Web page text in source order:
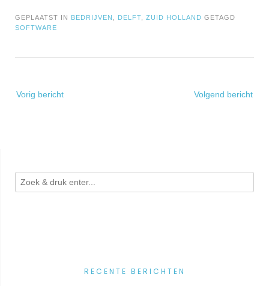
GEPLAATST IN BEDRIJVEN , DELFT, ZUID HOLLAND GETAGD
SOFTWARE
navigatie
Vorig bericht Volgend bericht
RECENTE BERICHTEN